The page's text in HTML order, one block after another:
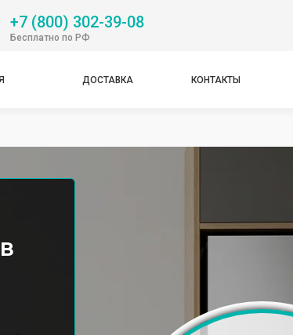
+7 (800) 302-39-08
Бесплатно по РФ
ДОСТАВКА КОНТАКТЫ